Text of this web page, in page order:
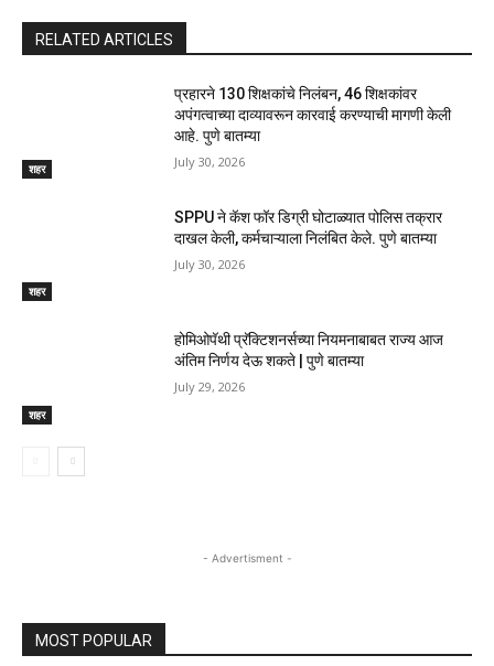
RELATED ARTICLES
शहर
प्रहारने 130 शिक्षकांचे निलंबन, 46 शिक्षकांवर
अपंगत्वाच्या दाव्यावरून कारवाई करण्याची मागणी केली
आहे. पुणे बातम्या
July 30, 2026
शहर
SPPU ने कॅश फॉर डिग्री घोटाळ्यात पोलिस तक्रार
दाखल केली, कर्मचाऱ्याला निलंबित केले. पुणे बातम्या
July 30, 2026
शहर
होमिओपॅथी प्रॅक्टिशनर्सच्या नियमनाबाबत राज्य आज
अंतिम निर्णय देऊ शकते | पुणे बातम्या
July 29, 2026
- Advertisment -
MOST POPULAR